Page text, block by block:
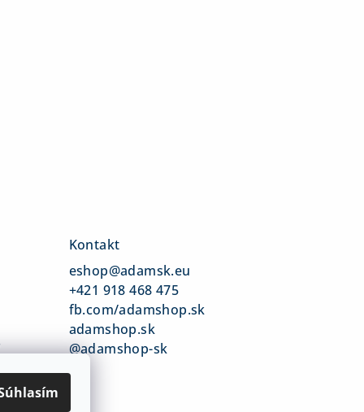
Kontakt
eshop@adamsk.eu
+421 918 468 475
fb.com/adamshop.sk
adamshop.sk
@adamshop-sk